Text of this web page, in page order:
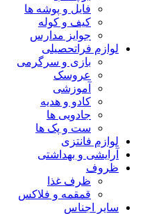
فایل و پوشه ها
کیف و کوله
جوایز مدارس
لوازم فراتحصیلی
بازی و سرگرمی
عروسک
آموزشی
کادو و هدیه
جادویی ها
ست و پک ها
لوازم فانتزی
آرایشی و بهداشتی
ظروف
ظرف غذا
قمقمه و فلاکس
سایر اجناس